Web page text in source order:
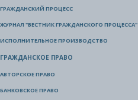
ГРАЖДАНСКИЙ ПРОЦЕСС
ЖУРНАЛ "ВЕСТНИК ГРАЖДАНСКОГО ПРОЦЕССА"
ИСПОЛНИТЕЛЬНОЕ ПРОИЗВОДСТВО
ГРАЖДАНСКОЕ ПРАВО
АВТОРСКОЕ ПРАВО
БАНКОВСКОЕ ПРАВО